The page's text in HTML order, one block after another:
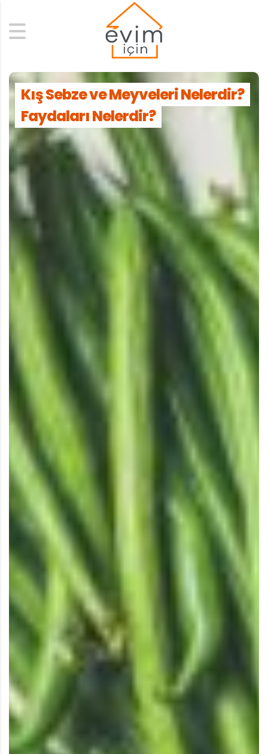
Search
Kış Sebze ve Meyveleri Nelerdir?
Faydaları Nelerdir?